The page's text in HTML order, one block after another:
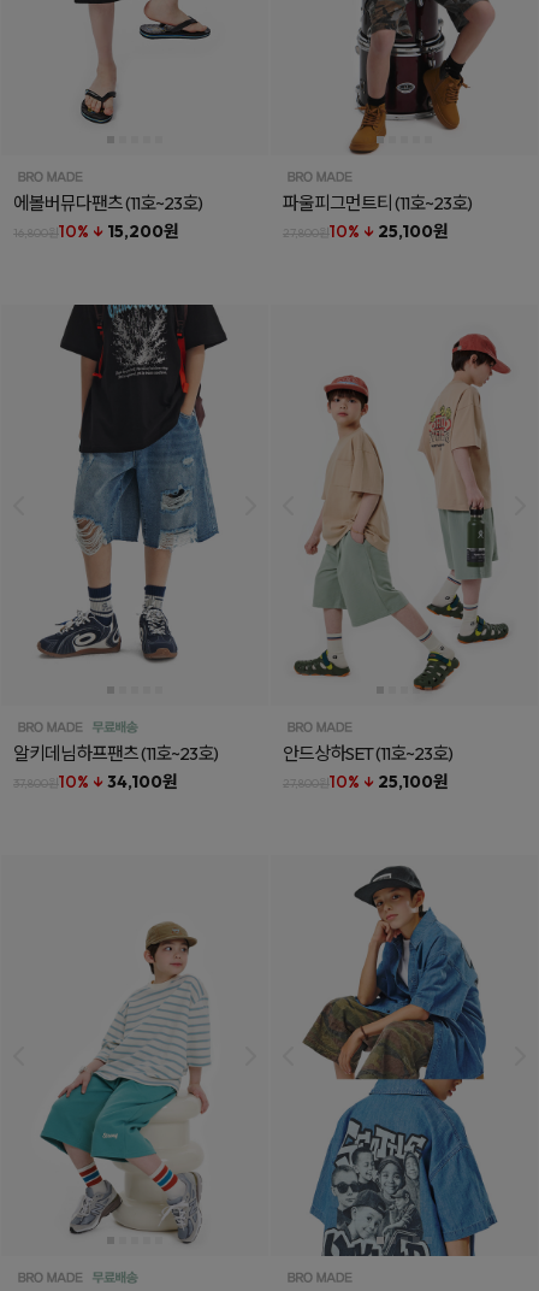
에볼버뮤다팬츠(11호~23호)
16,800원10% ↓ 15,200원
파울피그먼트티(11호~23호)
27,800원10% ↓ 25,100원
알키데님하프팬츠(11호~23호)
37,800원10% ↓ 34,100원
안드상하SET(11호~23호)
27,800원10% ↓ 25,100원